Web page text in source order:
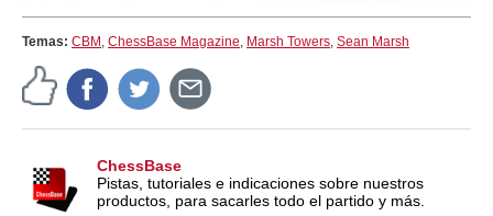
Temas: CBM , ChessBase Magazine, Marsh Towers, Sean Marsh
ChessBase
Pistas, tutoriales e indicaciones sobre nuestros
productos, para sacarles todo el partido y más.